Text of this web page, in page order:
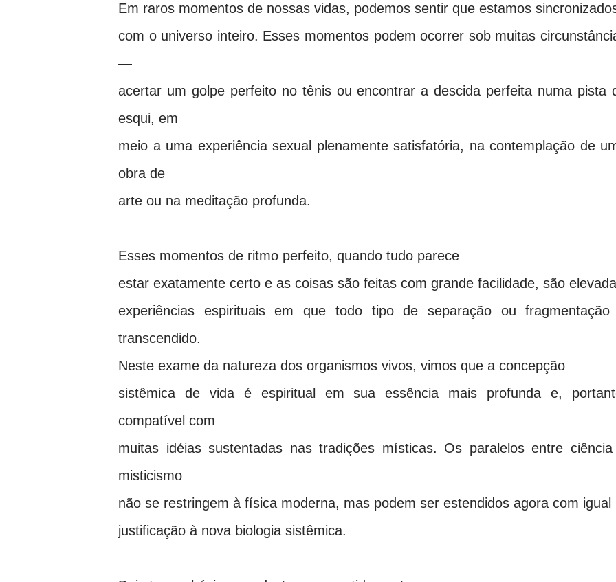
Em raros momentos de nossas vidas, podemos sentir que estamos
com o universo inteiro. Esses momentos podem ocorrer sob muitas
—
acertar um golpe perfeito no tênis ou encontrar a descida perfeita numa pista
esqui, em
meio a uma experiência sexual plenamente satisfatória, na contemplação de
obra de
arte ou na meditação profunda.
Esses momentos de ritmo perfeito, quando tudo parece
estar exatamente certo e as coisas são feitas com grande facilidade, são
experiências espirituais em que todo tipo de separação ou
transcendido.
Neste exame da natureza dos organismos vivos, vimos que a concepção
sistêmica de vida é espiritual em sua essência mais profunda e,
compatível com
muitas idéias sustentadas nas tradições místicas. Os paralelos entre
misticismo
não se restringem à física moderna, mas podem ser estendidos agora com igual
justificação à nova biologia sistêmica.